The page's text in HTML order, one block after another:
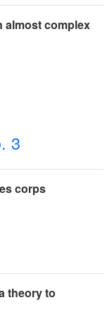
almost complex
3
corps
theory to